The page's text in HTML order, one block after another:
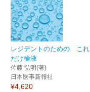
レジデントのための これ
だけ輸液
佐藤 弘明(著)
日本医事新報社
¥4,620